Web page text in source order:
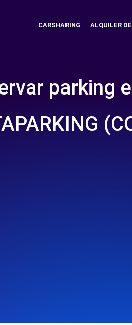
CARSHARING ALQUILER
parking